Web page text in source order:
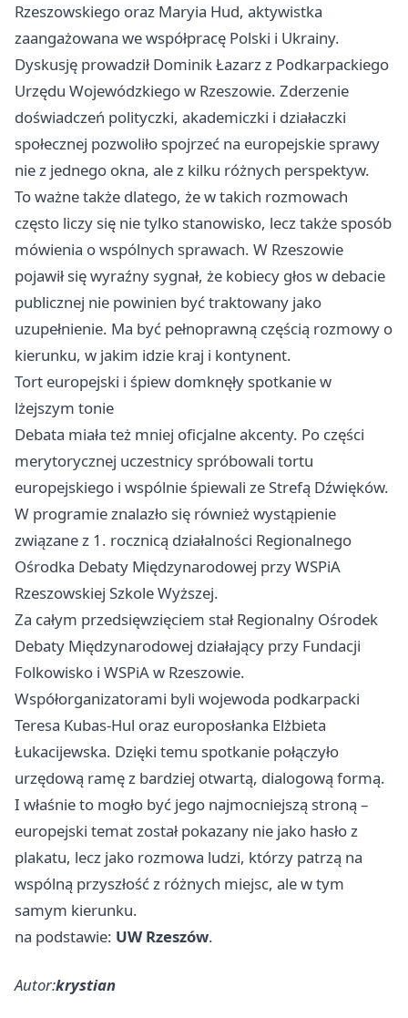
Rzeszowskiego oraz Maryia Hud, aktywistka
zaangażowana we współpracę Polski i Ukrainy.
Dyskusję prowadził Dominik Łazarz z Podkarpackiego
Urzędu Wojewódzkiego w Rzeszowie. Zderzenie
doświadczeń polityczki, akademiczki i działaczki
społecznej pozwoliło spojrzeć na europejskie sprawy
nie z jednego okna, ale z kilku różnych perspektyw.
To ważne także dlatego, że w takich rozmowach
często liczy się nie tylko stanowisko, lecz także sposób
mówienia o wspólnych sprawach. W Rzeszowie
pojawił się wyraźny sygnał, że kobiecy głos w debacie
publicznej nie powinien być traktowany jako
uzupełnienie. Ma być pełnoprawną częścią rozmowy o
kierunku, w jakim idzie kraj i kontynent.
Tort europejski i śpiew domknęły spotkanie w
lżejszym tonie
Debata miała też mniej oficjalne akcenty. Po części
merytorycznej uczestnicy spróbowali tortu
europejskiego i wspólnie śpiewali ze Strefą Dźwięków.
W programie znalazło się również wystąpienie
związane z 1. rocznicą działalności Regionalnego
Ośrodka Debaty Międzynarodowej przy WSPiA
Rzeszowskiej Szkole Wyższej.
Za całym przedsięwzięciem stał Regionalny Ośrodek
Debaty Międzynarodowej działający przy Fundacji
Folkowisko i WSPiA w Rzeszowie.
Współorganizatorami byli wojewoda podkarpacki
Teresa Kubas-Hul oraz europosłanka Elżbieta
Łukacijewska. Dzięki temu spotkanie połączyło
urzędową ramę z bardziej otwartą, dialogową formą.
I właśnie to mogło być jego najmocniejszą stroną –
europejski temat został pokazany nie jako hasło z
plakatu, lecz jako rozmowa ludzi, którzy patrzą na
wspólną przyszłość z różnych miejsc, ale w tym
samym kierunku.
na podstawie: UW Rzeszów.
Autor:krystian